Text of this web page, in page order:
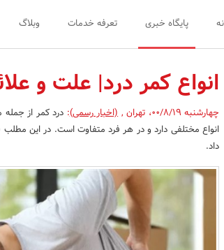
پایگاه خبری تعرفه خدمات وبلاگ
انواع کمر درد| علت و
چهارشنبه 00/8/19 ، تهران ,(اخبار رسمی): درد کمر از
انواع مختلفی دارد و در هر فرد متفاوت است. در این
داد.